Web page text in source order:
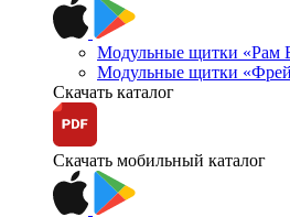
Модульные щитки «Рам
Модульные щитки
Скачать каталог
Скачать мобильный каталог